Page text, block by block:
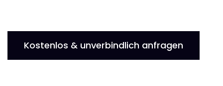
Kostenlos & unverbindlich anfragen